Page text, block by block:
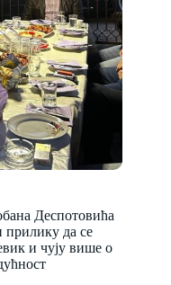
Деспотовића
да се
и чују више о